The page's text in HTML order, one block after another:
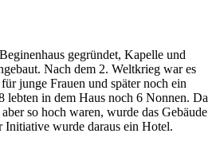
gegründet, Kapelle und
Nach dem 2. Weltkrieg war es
junge Frauen und später noch ein
lebten in dem Haus noch 6 Nonnen. Da
so hoch waren, wurde das Gebäude
Initiative wurde daraus ein Hotel.